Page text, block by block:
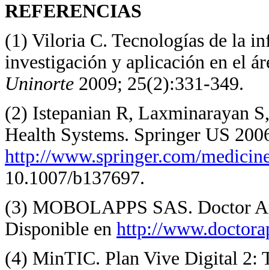
REFERENCIAS
(1) Viloria C. Tecnologías de la
investigación y aplicación en el
Uninorte 2009; 25(2):331-349.
(2) Istepanian R, Laxminarayan
Health Systems. Springer US
http://www.springer.com/
10.1007/b137697.
(3) MOBOLAPPS SAS. Doctor
Disponible en http://
(4) MinTIC. Plan Vive Digital 2: